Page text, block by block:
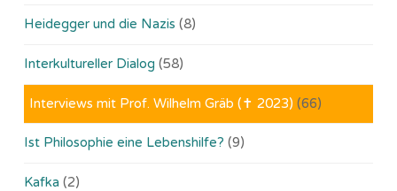
Heidegger und die Nazis (8)
Interkultureller Dialog (58)
Interviews mit Prof. Wilhelm Gräb (✝ 2023) (66)
Ist Philosophie eine Lebenshilfe? (9)
Kafka (2)